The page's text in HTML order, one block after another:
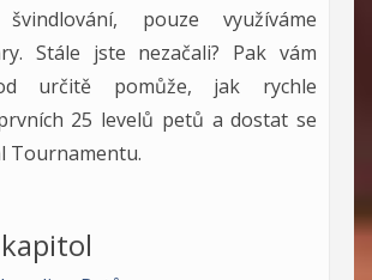
pouze využíváme
Stále jste nezačali? Pak vám
určitě pomůže, jak rychle
25 levelů petů a dostat se
Tournamentu.